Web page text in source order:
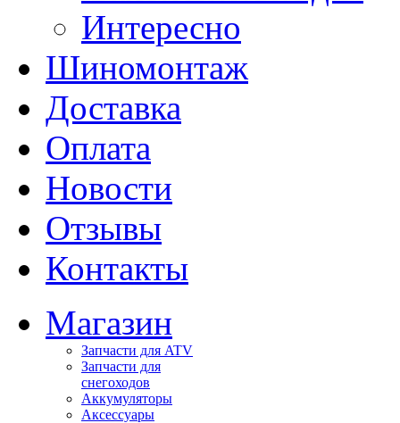
Интересно
Шиномонтаж
Доставка
Оплата
Новости
Отзывы
Контакты
Магазин
Запчасти для ATV
Запчасти для
снегоходов
Аккумуляторы
Аксессуары